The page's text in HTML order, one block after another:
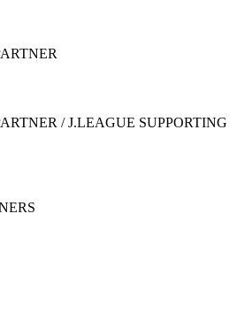
/ J.LEAGUE SUPPORTING